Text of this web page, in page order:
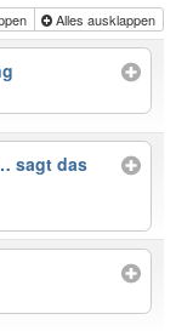
Alles ausklappen
sagt das